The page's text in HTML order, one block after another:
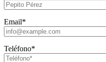
Email*
Teléfono*